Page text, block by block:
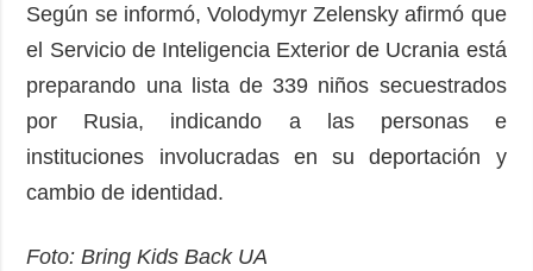
Según se informó, Volodymyr Zelensky afirmó que
el Servicio de Inteligencia Exterior de Ucrania está
preparando una lista de 339 niños secuestrados
por Rusia, indicando a las personas e
instituciones involucradas en su deportación y
cambio de identidad.
Foto: Bring Kids Back UA